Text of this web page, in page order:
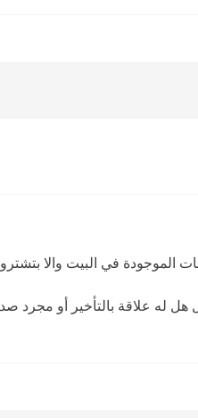
الموجودة في البيت والا
هل له علاقة بالتأخير أو مجرد